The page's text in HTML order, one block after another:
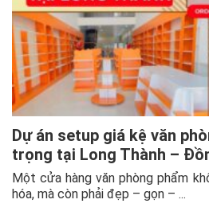
Dự án setup giá kệ văn
trọng tại Long Thành –
Một cửa hàng văn phòng phẩm
hóa, mà còn phải đẹp – gọn – ...